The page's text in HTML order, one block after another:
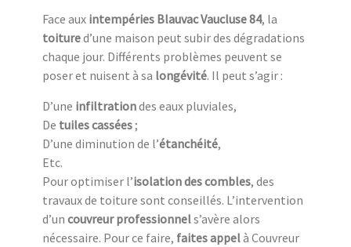
Face aux intempéries Blauvac Vaucluse 84, la
toitured’une maison peut subir des dégradations
chaque jour. Différents problèmes peuvent se
poser et nuisent à sa longévité. Il peut s’agir :
D’une infiltrationdes eaux pluviales,
De tuiles cassées ;
D’une diminution de l’étanchéité,
Etc.
Pour optimiser l’isolation des combles, des
travaux de toiture sont conseillés. L’intervention
d’un couvreur professionnels’avère alors
nécessaire. Pour ce faire, faites appelà Couvreur